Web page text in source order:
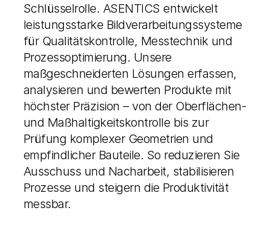
Schlüsselrolle. ASENTICS entwickelt
leistungsstarke Bildverarbeitungssysteme
für Qualitätskontrolle, Messtechnik und
Prozessoptimierung. Unsere
maßgeschneiderten Lösungen erfassen,
analysieren und bewerten Produkte mit
höchster Präzision – von der Oberflächen-
und Maßhaltigkeitskontrolle bis zur
Prüfung komplexer Geometrien und
empfindlicher Bauteile. So reduzieren Sie
Ausschuss und Nacharbeit, stabilisieren
Prozesse und steigern die Produktivität
messbar.